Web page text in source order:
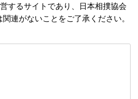
するサイトであり、日本相撲協会
連がないことをご了承ください。